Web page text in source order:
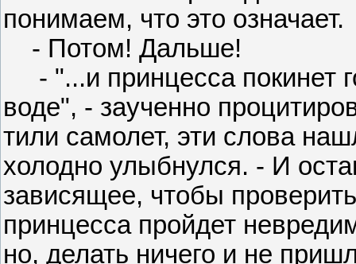
понимаем, что это означает.
- Потом! Дальше!
- "...и принцесса покинет
воде", - заученно
тили самолет, эти слова
холодно улыбнулся. - И
зависящее, чтобы
принцесса пройдет
но, делать ничего и не